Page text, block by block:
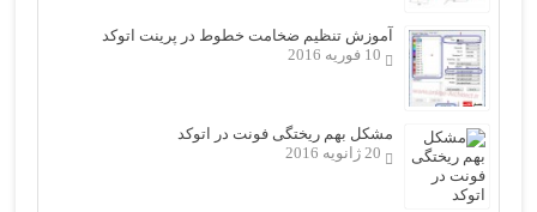
آموزش تنظیم ضخامت خطوط در پرینت اتوکد
10 فوریه 2016
مشکل بهم ریختگی فونت در اتوکد
20 ژانویه 2016